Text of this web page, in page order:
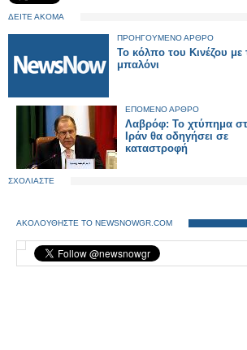
ΔΕΙΤΕ ΑΚΟΜΑ
ΠΡΟΗΓΟΥΜΕΝΟ ΑΡΘΡΟ
Το κόλπο του Κινέζου με
μπαλόνι
ΕΠΟΜΕΝΟ ΑΡΘΡΟ
Λαβρόφ: Το χτύπημα
Ιράν θα οδηγήσει σε
καταστροφή
ΣΧΟΛΙΑΣΤΕ
ΑΚΟΛΟΥΘΗΣΤΕ ΤΟ NEWSNOWGR.COM